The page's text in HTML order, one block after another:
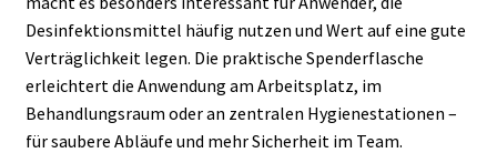
Desinfektionsmittel häufig nutzen und Wert auf eine gute
Verträglichkeit legen. Die praktische Spenderflasche
erleichtert die Anwendung am Arbeitsplatz, im
Behandlungsraum oder an zentralen Hygienestationen –
für saubere Abläufe und mehr Sicherheit im Team.